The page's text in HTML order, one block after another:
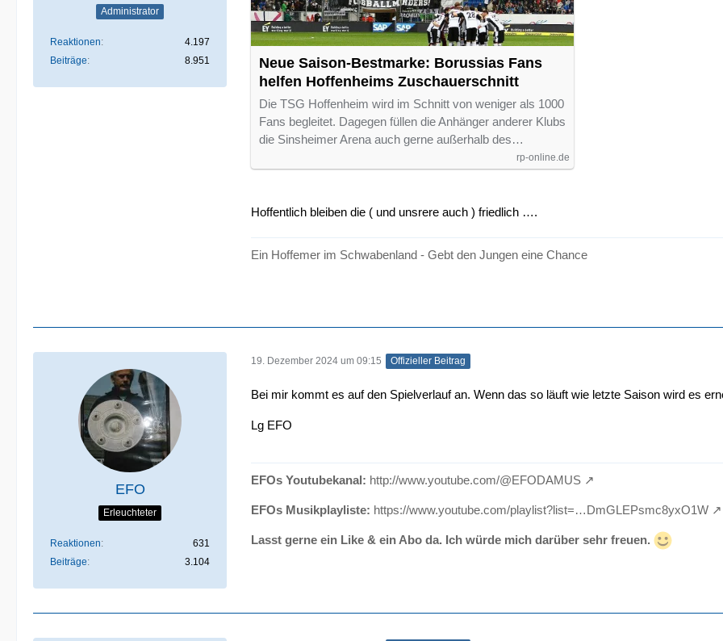
Administrator
Reaktionen
4.197
Beiträge
8.951
Neue Saison-Bestmarke: Borussias Fans
helfen Hoffenheims Zuschauerschnitt
Die TSG Hoffenheim wird im Schnitt von weniger als 1000
Fans begleitet. Dagegen füllen die Anhänger anderer Klubs
die Sinsheimer Arena auch gerne außerhalb des…
rp-online.de
Hoffentlich bleiben die ( und unsrere auch ) friedlich ….
Ein Hoffemer im Schwabenland - Gebt den Jungen eine Chance
EFO
Erleuchteter
Reaktionen
631
Beiträge
3.104
19. Dezember 2024 um 09:15 Offizieller Beitrag
Bei mir kommt es auf den Spielverlauf an. Wenn das so läuft wie letzte Saison wird es
Lg EFO
EFOs Youtubekanal: http://www.youtube.com/@EFODAMUS
EFOs Musikplayliste: https://www.youtube.com/playlist?list=…DmGLEPsmc8yxO1W
Lasst gerne ein Like & ein Abo da. Ich würde mich darüber sehr freuen.